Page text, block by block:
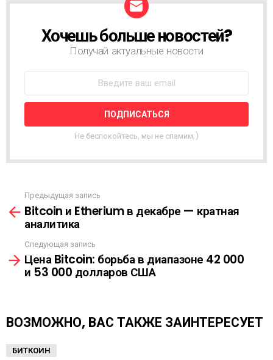
О
Т
Н
А
Ы
Л
К
А
Хочешь больше новостей?
Получай актуальные новости
Не беспокойтесь, мы не спамим;)
м
е
щ
Предыдущая запись
Bitcoin и Etherium в декабре — кратная
аналитика
Следующая запись
Цена Bitcoin: борьба в диапазоне 42 000
и 53 000 долларов США
ВОЗМОЖНО, ВАС ТАКЖЕ ЗАИНТЕРЕСУЕТ
БИТКОИН